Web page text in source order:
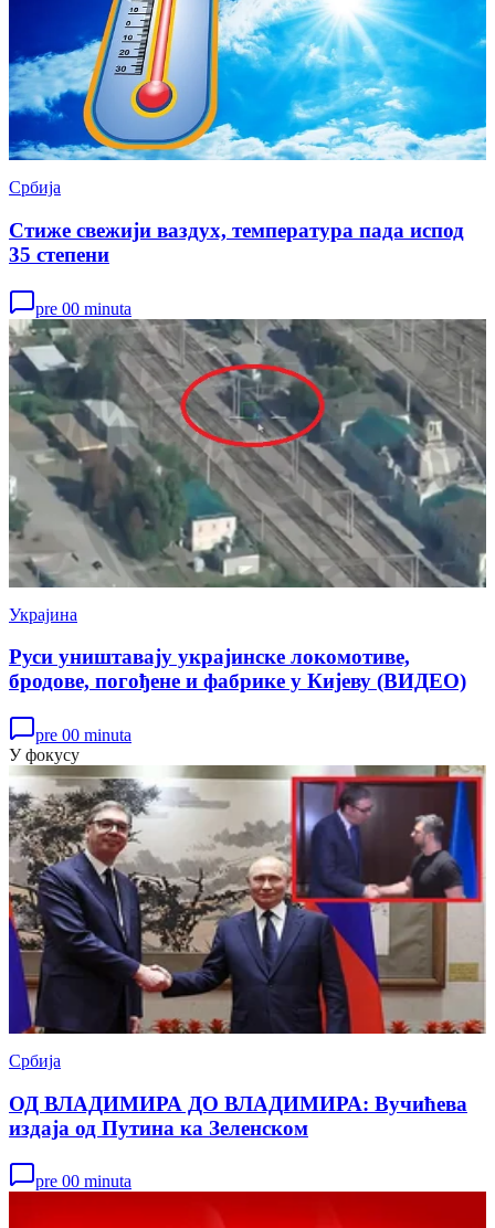
Србија
Стиже свежији ваздух, температура пада испод
35 степени
pre 00 minuta
Украјина
Руси уништавају украјинске локомотиве,
бродове, погођене и фабрике у Кијеву (ВИДЕО)
pre 00 minuta
У фокусу
Србија
ОД ВЛАДИМИРА ДО ВЛАДИМИРА: Вучићева
издаја од Путина ка Зеленском
pre 00 minuta